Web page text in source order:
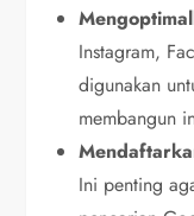
Instagram,
digunakan
membangun
Ini penting